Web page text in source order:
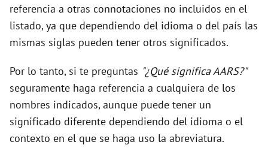
referencia a otras connotaciones no incluidos en el
listado, ya que dependiendo del idioma o del país las
mismas siglas pueden tener otros significados.
Por lo tanto, si te preguntas "¿Qué significa AARS?"
seguramente haga referencia a cualquiera de los
nombres indicados, aunque puede tener un
significado diferente dependiendo del idioma o el
contexto en el que se haga uso la abreviatura.